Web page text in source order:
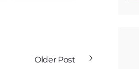
Older Post